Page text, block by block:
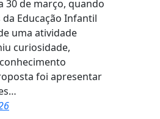
30 de março, quando
Educação Infantil
uma atividade
curiosidade,
foi apresentar